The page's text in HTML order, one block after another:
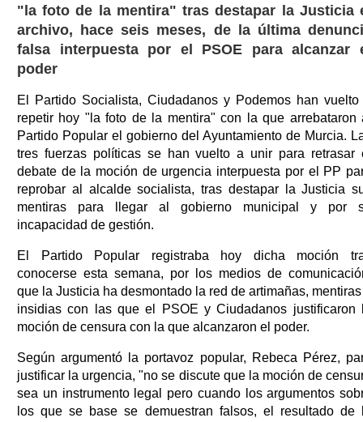
"la foto de la mentira" tras destapar la Justicia
archivo, hace seis meses, de la última
falsa interpuesta por el PSOE para alcanzar
poder
El Partido Socialista, Ciudadanos y Podemos han vuelto
repetir hoy "la foto de la mentira" con la que arrebataron
Partido Popular el gobierno del Ayuntamiento de Murcia.
tres fuerzas políticas se han vuelto a unir para retrasar
debate de la moción de urgencia interpuesta por el PP
reprobar al alcalde socialista, tras destapar la Justicia
mentiras para llegar al gobierno municipal y por
incapacidad de gestión.
El Partido Popular registraba hoy dicha moción
conocerse esta semana, por los medios de
que la Justicia ha desmontado la red de artimañas,
insidias con las que el PSOE y Ciudadanos justificaron
moción de censura con la que alcanzaron el poder.
Según argumentó la portavoz popular, Rebeca Pérez,
justificar la urgencia, "no se discute que la moción de
sea un instrumento legal pero cuando los argumentos
los que se base se demuestran falsos, el resultado de